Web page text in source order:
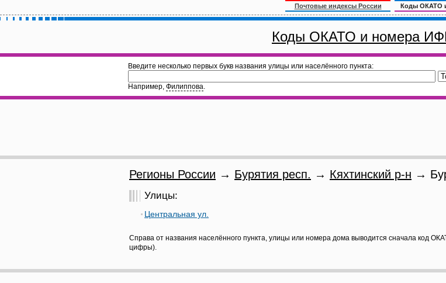
Почтовые индексы России Коды ОКАТО
Коды ОКАТО и номера
Введите несколько первых букв названия улицы или населённого пункта:
Например, Филиппова.
Регионы России → Бурятия респ. → Кяхтинский р-н →
Улицы:
Центральная ул.
Справа от названия населённого пункта, улицы или номера дома выводится сначала код
цифры).